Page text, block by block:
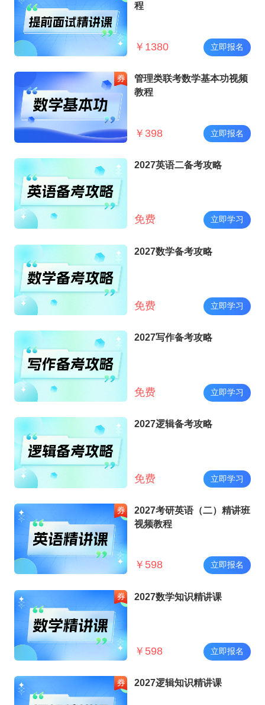
程
￥ 1380 立即报名
管理类联考数学基本功视频
教程
￥ 398 立即报名
2027英语二备考攻略
免费 立即学习
2027数学备考攻略
免费 立即学习
2027写作备考攻略
免费 立即学习
2027逻辑备考攻略
免费 立即学习
2027考研英语（二）精讲班
视频教程
￥ 598 立即报名
2027数学知识精讲课
￥ 598 立即报名
2027逻辑知识精讲课